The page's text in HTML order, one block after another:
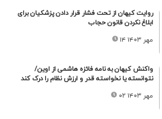
روایت کیهان از تحت فشار قرار دادن پزشکیان برای
ابلاغ نکردن قانون حجاب
۱۴ مهر ۱۴۰۳
واکنش کیهان به نامه فائزه هاشمی از اوین/
نتوانسته یا نخواسته قدر و ارزش نظام را درک کند
۰۲ مهر ۱۴۰۳